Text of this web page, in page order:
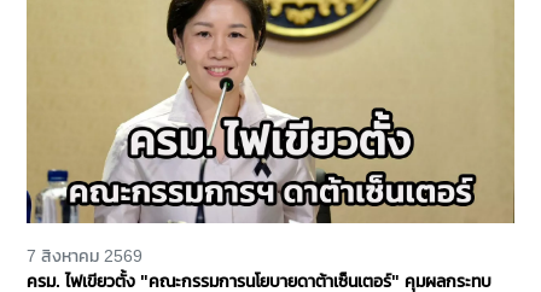
7 สิงหาคม 2569
ครม. ไฟเขียวตั้ง "คณะกรรมการนโยบายดาต้าเซ็นเตอร์" คุมผลกระทบ